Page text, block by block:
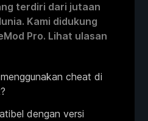
terdiri dari jutaan
Kami didukung
Pro. Lihat ulasan
cheat di
dengan versi